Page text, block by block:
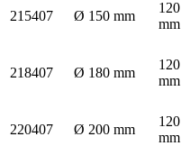
215407 Ø 150 mm
120
mm
218407 Ø 180 mm
120
mm
220407 Ø 200 mm
120
mm